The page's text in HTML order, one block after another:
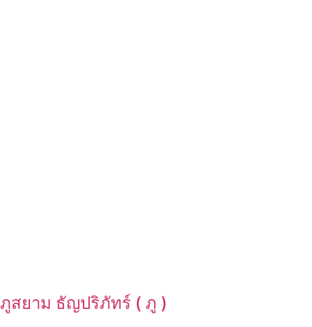
ภูสยาม ธัญปริภัทร์ ( ภู )